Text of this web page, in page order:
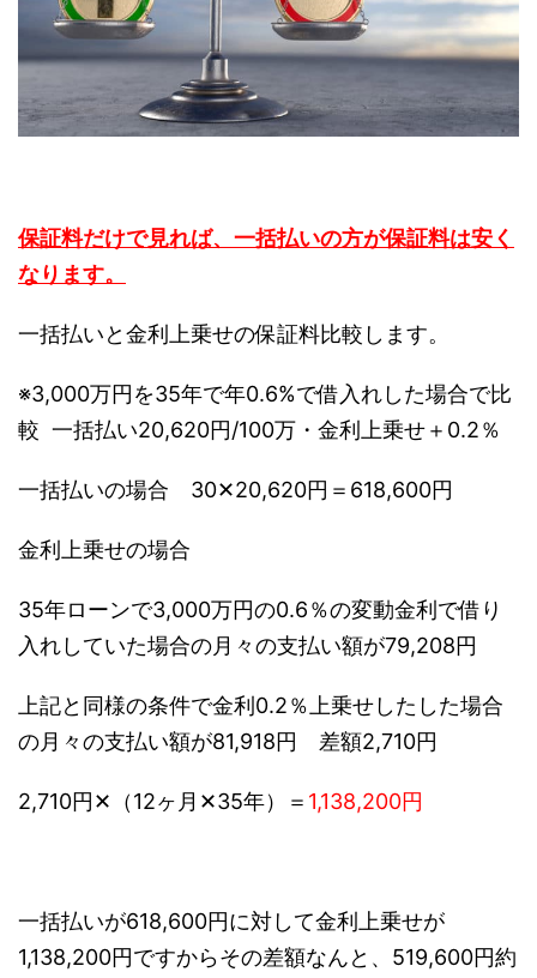
保証料だけで見れば、一括払いの方が保証料は安く
なります。
一括払いと金利上乗せの保証料比較します。
※3,000万円を35年で年0.6%で借入れした場合で比
較 一括払い20,620円/100万・金利上乗せ＋0.2％
一括払いの場合 30✕20,620円＝618,600円
金利上乗せの場合
35年ローンで3,000万円の0.6％の変動金利で借り
入れしていた場合の月々の支払い額が79,208円
上記と同様の条件で金利0.2％上乗せしたした場合
の月々の支払い額が81,918円 差額2,710円
2,710円✕（12ヶ月✕35年）＝ 1,138,200円
一括払いが618,600円に対して金利上乗せが
1,138,200円ですからその差額なんと、519,600円約